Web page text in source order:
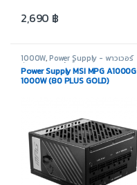
2,690 ฿
1000W,Power Supply - พาวเวอร์
ซัพพลาย, สินค้าทั้งหมด
Power Supply MSI MPG A1000G
1000W (80 PLUS GOLD)